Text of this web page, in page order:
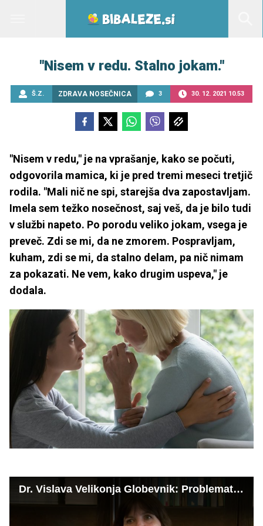
''Nisem v redu. Stalno jokam.''
Š.Z. ZDRAVA NOSEČNICA 3 30. 12. 2021 10.53
"Nisem v redu," je na vprašanje, kako se počuti,
odgovorila mamica, ki je pred tremi meseci tretjič
rodila. "Mali nič ne spi, starejša dva zapostavljam.
Imela sem težko nosečnost, saj veš, da je bilo tudi
v službi napeto. Po porodu veliko jokam, vsega je
preveč. Zdi se mi, da ne zmorem. Pospravljam,
kuham, zdi se mi, da stalno delam, pa nič nimam
za pokazati. Ne vem, kako drugim uspeva," je
dodala.
Dr. Vislava Velikonja Globevnik: Problematično postane, ko se' tretji jokavi dan' ne neha